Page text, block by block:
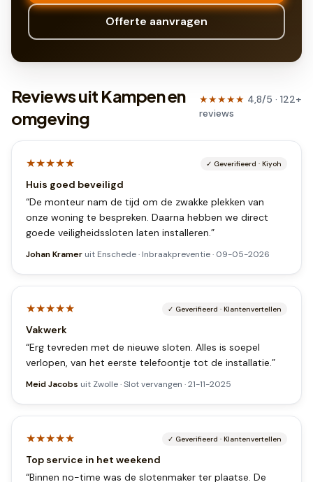
Offerte aanvragen
Reviews uit Kampen en
omgeving
★★★★★ 4,8/5 · 122+
reviews
★★★★★ ✓ Geverifieerd · Kiyoh
Huis goed beveiligd
“De monteur nam de tijd om de zwakke plekken van
onze woning te bespreken. Daarna hebben we direct
goede veiligheidssloten laten installeren.”
Johan Kramer uit Enschede· Inbraakpreventie· 09-05-2026
★★★★★ ✓ Geverifieerd · Klantenvertellen
Vakwerk
“Erg tevreden met de nieuwe sloten. Alles is soepel
verlopen, van het eerste telefoontje tot de installatie.”
Meid Jacobs uit Zwolle·Slot vervangen ·21-11-2025
★★★★★ ✓ Geverifieerd · Klantenvertellen
Top service in het weekend
“Binnen no-time was de slotenmaker ter plaatse. De